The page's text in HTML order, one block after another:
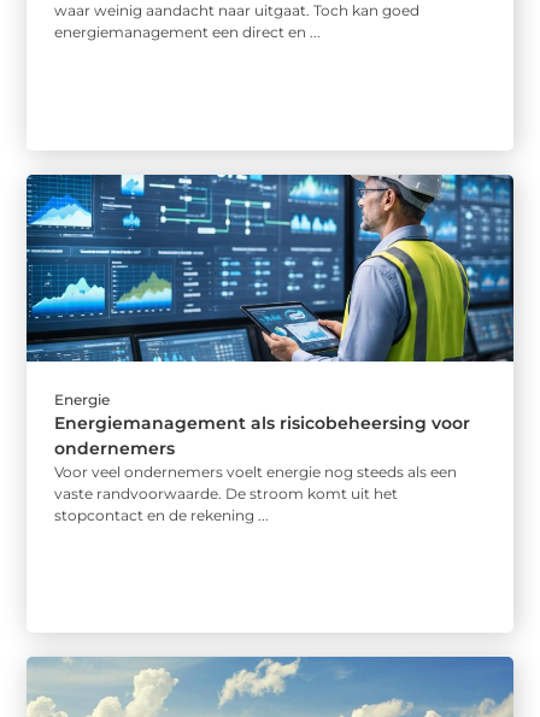
waar weinig aandacht naar uitgaat. Toch kan goed
energiemanagement een direct en ...
Energie
Energiemanagement als risicobeheersing voor
ondernemers
Voor veel ondernemers voelt energie nog steeds als een
vaste randvoorwaarde. De stroom komt uit het
stopcontact en de rekening ...